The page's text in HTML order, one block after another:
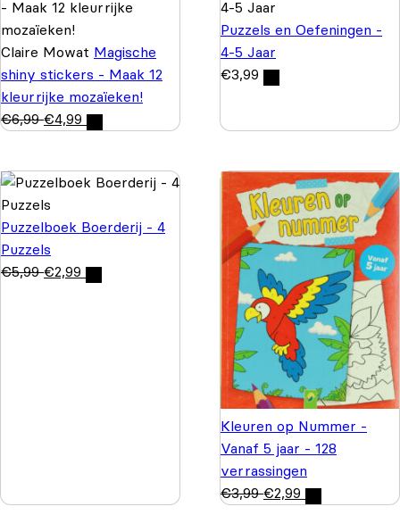
Claire Mowat Magische
shiny stickers - Maak 12
kleurrijke mozaïeken!
€6,99 €4,99
Puzzels en Oefeningen -
4-5 Jaar
€3,99
Puzzelboek Boerderij - 4
Puzzels
€5,99 €2,99
Kleuren op Nummer -
Vanaf 5 jaar - 128
verrassingen
€3,99 €2,99